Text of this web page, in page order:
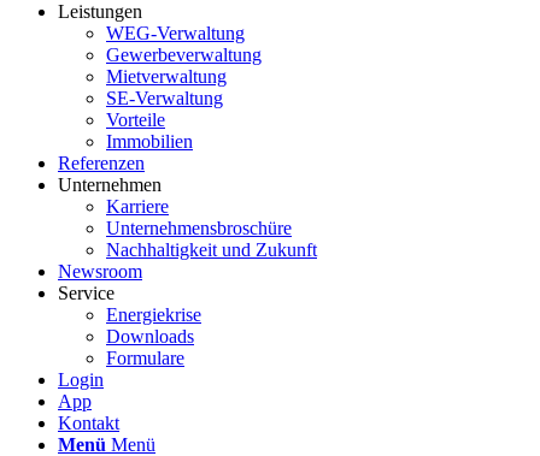
Leistungen
WEG-Verwaltung
Gewerbeverwaltung
Mietverwaltung
SE-Verwaltung
Vorteile
Immobilien
Referenzen
Unternehmen
Karriere
Unternehmensbroschüre
Nachhaltigkeit und Zukunft
Newsroom
Service
Energiekrise
Downloads
Formulare
Login
App
Kontakt
Menü Menü